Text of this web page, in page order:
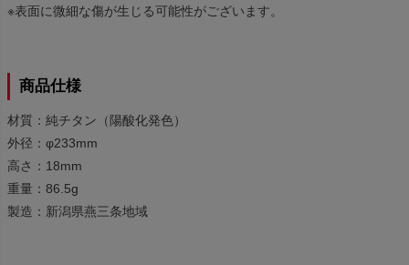
※表面に微細な傷が生じる可能性がございます。
商品仕様
材質：純チタン（陽酸化発色）
外径：φ233mm
高さ：18mm
重量：86.5g
製造：新潟県燕三条地域